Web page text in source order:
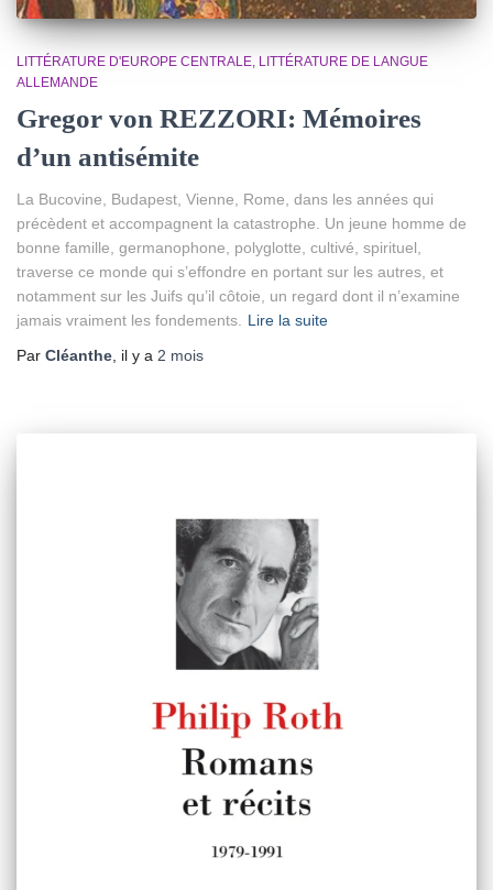
LITTÉRATURE D'EUROPE CENTRALE LITTÉRATURE DE LANGUE
ALLEMANDE
Gregor von REZZORI: Mémoires
d’un antisémite
La Bucovine, Budapest, Vienne, Rome, dans les années qui
précèdent et accompagnent la catastrophe. Un jeune homme de
bonne famille, germanophone, polyglotte, cultivé, spirituel,
traverse ce monde qui s’effondre en portant sur les autres, et
notamment sur les Juifs qu’il côtoie, un regard dont il n’examine
jamais vraiment les fondements.
Lire la suite
Par Cléanthe , il y a 2 mois